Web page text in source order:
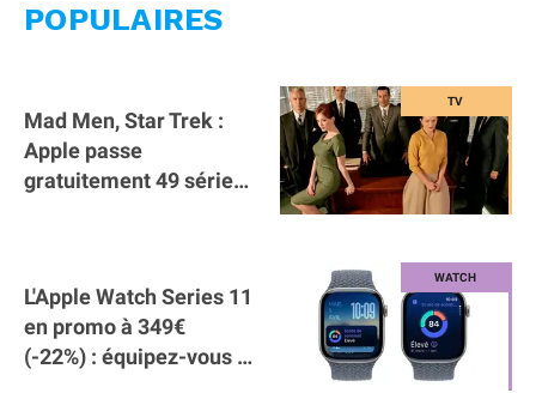
POPULAIRES
Mad Men, Star Trek :
Apple passe
gratuitement 49 séries
L'Apple Watch Series 11
en promo à 349€
(-22%) : équipez-vous à